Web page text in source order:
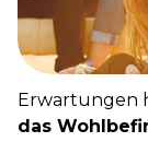
Erwartungen
das